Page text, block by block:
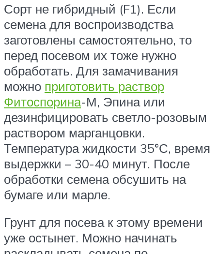
Сорт не гибридный (F1). Если
семена для воспроизводства
заготовлены самостоятельно, то
перед посевом их тоже нужно
обработать. Для замачивания
можно приготовить раствор
Фитоспорина-М, Эпина или
дезинфицировать светло-розовым
раствором марганцовки.
Температура жидкости 35°С, время
выдержки – 30-40 минут. После
обработки семена обсушить на
бумаге или марле.
Грунт для посева к этому времени
уже остынет. Можно начинать